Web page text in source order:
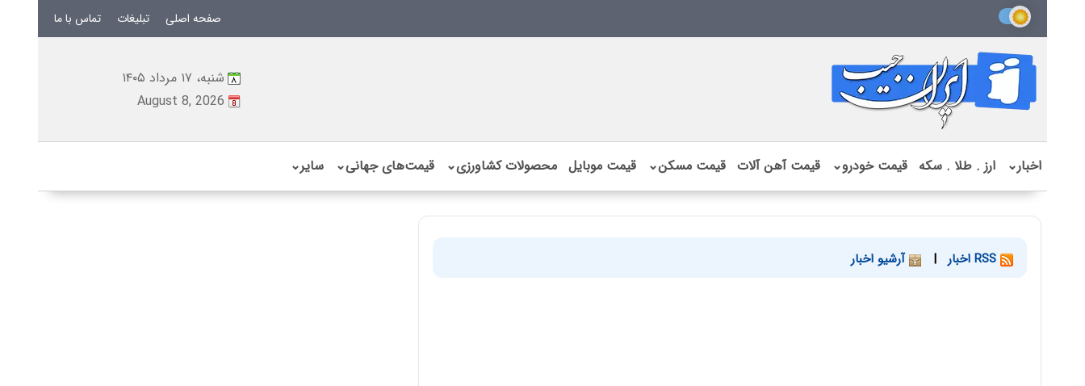
صفحه اصلی تبلیغات تماس با ما
شنبه، ۱۷ مرداد ۱۴۰۵
August 8, 2026
اخبار⌄ ارز . طلا . سکه قیمت خودرو⌄ قیمت آهن آلات قیمت مسکن⌄ قیمت موبایل محصولات کشاورزی⌄ قیمت‌های جهانی⌄ سایر⌄
| آرشیو اخبار